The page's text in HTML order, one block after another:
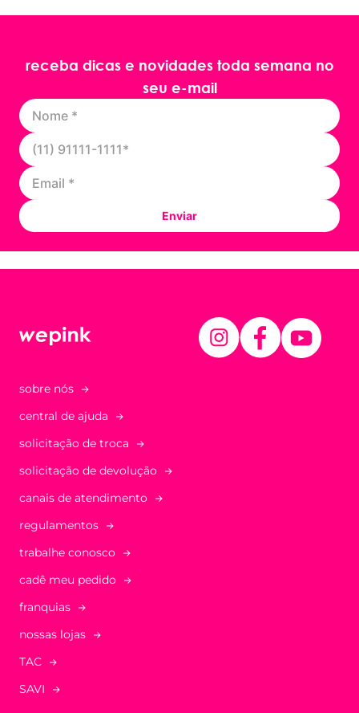
receba dicas e novidades toda semana no
seu e-mail
Enviar
sobre nós
central de ajuda
solicitação de troca
solicitação de devolução
canais de atendimento
regulamentos
trabalhe conosco
cadê meu pedido
franquias
nossas lojas
TAC
SAVI